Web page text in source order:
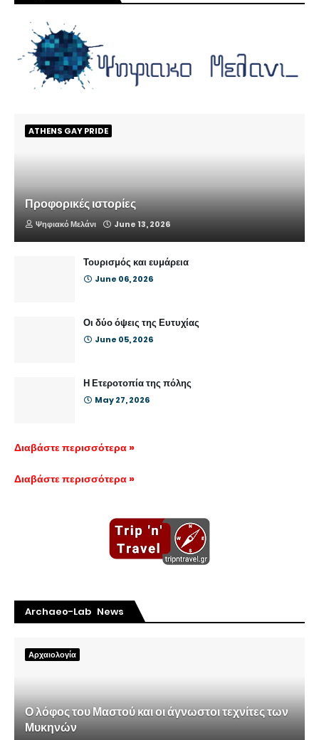
ATHENS GAY PRIDE
Προφορικές ιστορίες
Ψηφιακό Μελάνι June 13, 2026
Τουρισμός και ευμάρεια
June 06, 2026
Οι δύο όψεις της Ευτυχίας
June 05, 2026
Η Ετεροτοπία της πόλης
May 27, 2026
Διαβάστε περισσότερα »
Διαβάστε περισσότερα »
Archaeo-Lab News
Αρχαιολογία
Ο λόφος του Μαστού και οι άγνωστοι τεχνίτες των
Μυκηνών